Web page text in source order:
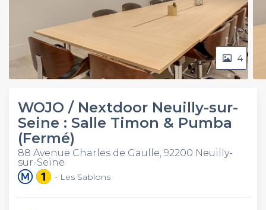
4
WOJO / Nextdoor Neuilly-sur-
Seine : Salle Timon & Pumba
(Fermé)
88 Avenue Charles de Gaulle, 92200 Neuilly-
sur-Seine
- Les Sablons